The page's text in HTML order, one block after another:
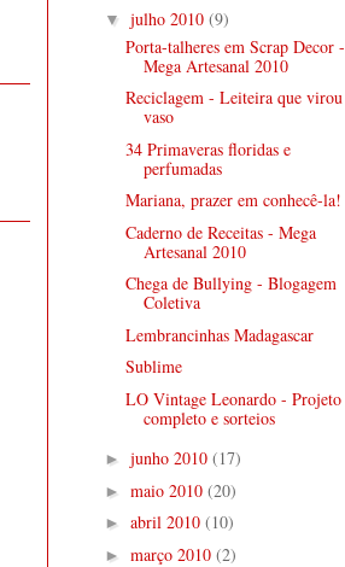
▼ julho 2010 (9)
Porta-talheres em Scrap Decor -
Mega Artesanal 2010
Reciclagem - Leiteira que virou
vaso
34 Primaveras floridas e
perfumadas
Mariana, prazer em conhecê-la!
Caderno de Receitas - Mega
Artesanal 2010
Chega de Bullying - Blogagem
Coletiva
Lembrancinhas Madagascar
Sublime
LO Vintage Leonardo - Projeto
completo e sorteios
► junho 2010 (17)
► maio 2010 (20)
► abril 2010 (10)
► março 2010 (2)